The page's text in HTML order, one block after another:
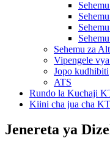
Sehemu za
Vipengele
Jopo kudhibiti
ATS
Rundo la Kuchaji
Kiini cha jua cha KT
Jenereta ya